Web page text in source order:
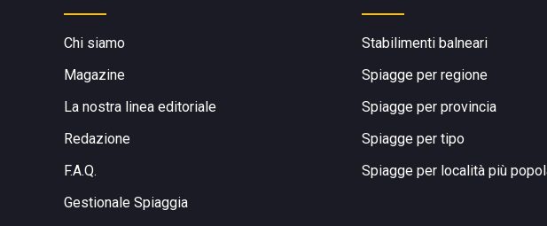
Chi siamo
Magazine
La nostra linea editoriale
Redazione
F.A.Q.
Gestionale Spiaggia
Stabilimenti balneari
Spiagge per regione
Spiagge per provincia
Spiagge per tipo
Spiagge per località più